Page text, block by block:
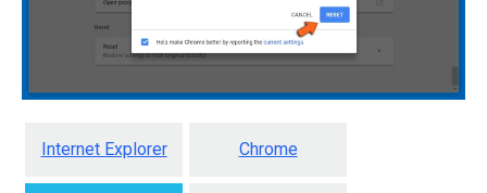
Internet Explorer Chrome